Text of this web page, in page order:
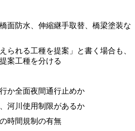
面防水、伸縮継手取替、橋梁塗装な
られる工種を提案」と書く場合も、
案工種を分ける
か全面夜間通行止めか
河川使用制限があるか
時間規制の有無